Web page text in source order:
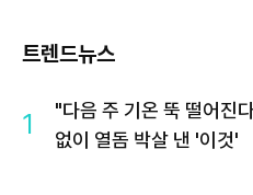
트렌드뉴스
1
"다음 주 기온 뚝 떨어진
없이 열돔 박살 낸 '이것'